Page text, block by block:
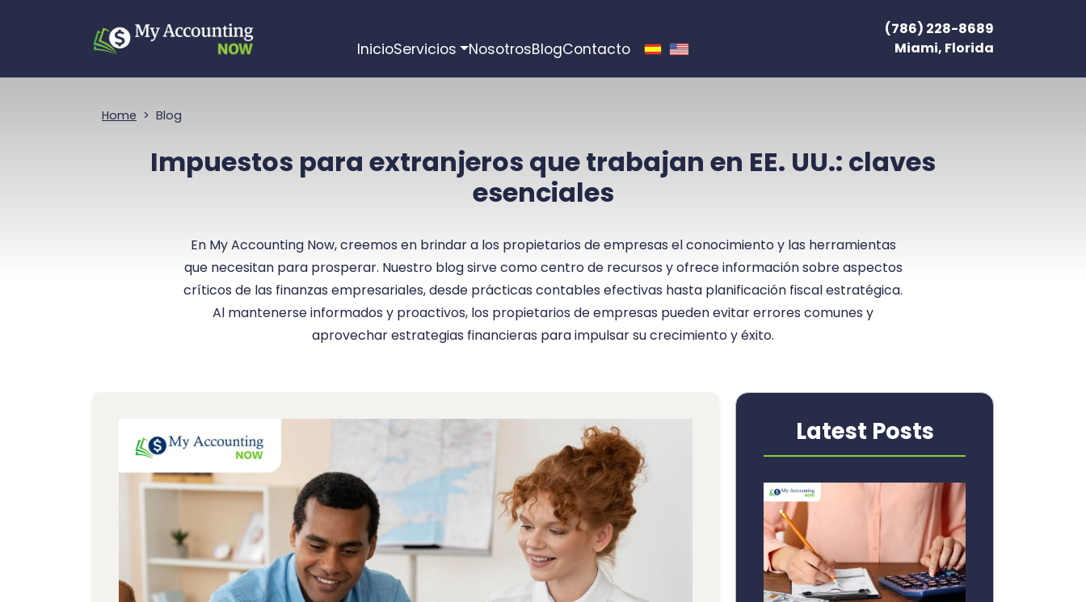
InicioServicios NosotrosBlogContacto
(786) 228-8689
Miami, Florida
Home Blog
Impuestos para extranjeros que trabajan en EE. UU.: claves
esenciales
En My Accounting Now, creemos en brindar a los propietarios de empresas el conocimiento y las herramientas
que necesitan para prosperar. Nuestro blog sirve como centro de recursos y ofrece información sobre aspectos
críticos de las finanzas empresariales, desde prácticas contables efectivas hasta planificación fiscal estratégica.
Al mantenerse informados y proactivos, los propietarios de empresas pueden evitar errores comunes y
aprovechar estrategias financieras para impulsar su crecimiento y éxito.
Latest Posts